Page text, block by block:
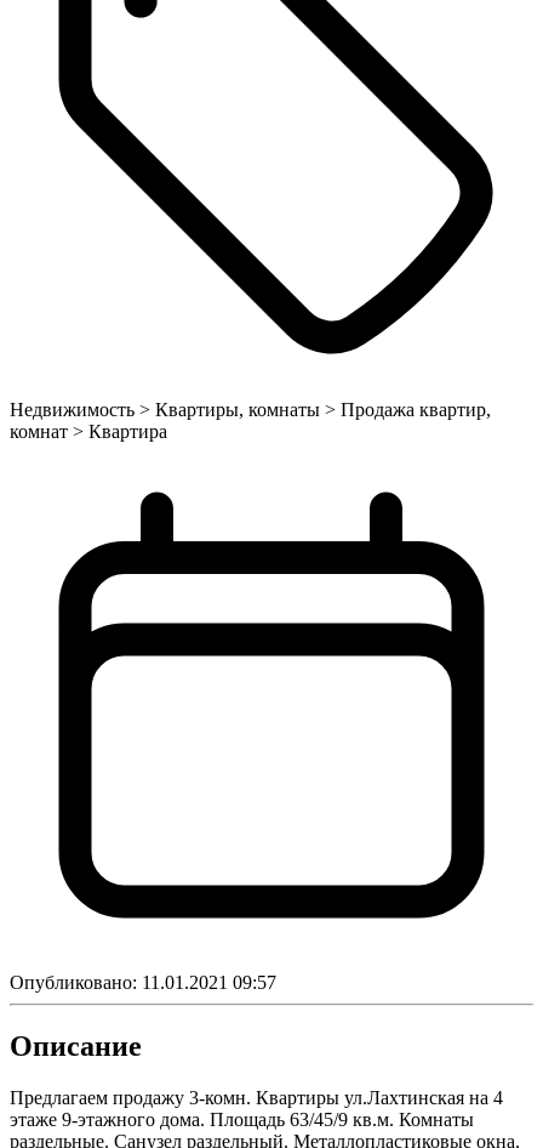
Недвижимость > Квартиры, комнаты > Продажа квартир,
комнат > Квартира
Опубликовано: 11.01.2021 09:57
Описание
Предлагаем продажу 3-комн. Квартиры ул.Лахтинская на 4
этаже 9-этажного дома. Площадь 63/45/9 кв.м. Комнаты
раздельные. Санузел раздельный. Металлопластиковые окна,